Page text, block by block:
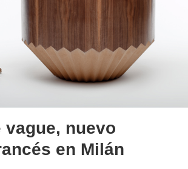
vague, nuevo
en Milán